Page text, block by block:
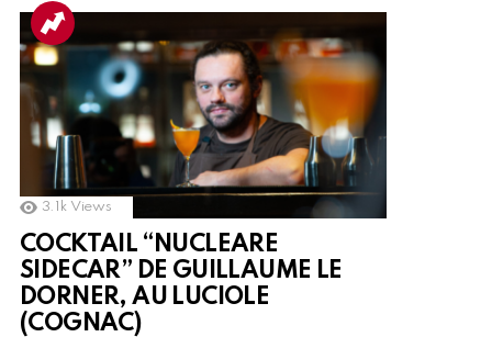
3.1k Views
COCKTAIL “NUCLEARE
SIDECAR” DE GUILLAUME LE
DORNER, AU LUCIOLE
(COGNAC)